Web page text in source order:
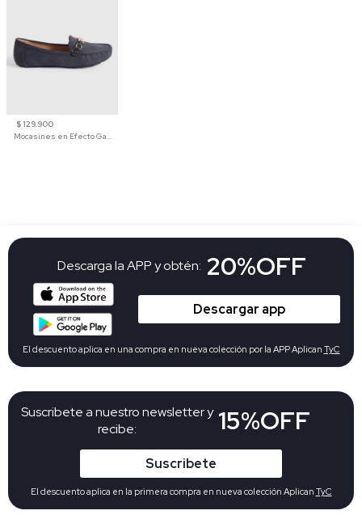
$ 129.900
Suscribete a nuestro newsletter y
recibe:
15%OFF
Suscribete
El descuento aplica en la primera compra en nueva colección Aplican TyC
Descarga la APP y obtén: 20%OFF
Descargar app
El descuento aplica en una compra en nueva colección por la APP Aplican TyC